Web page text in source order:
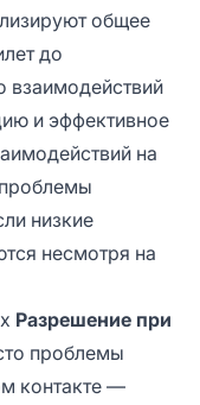
общее
до
взаимодействий
и эффективное
на
низкие
несмотря на
Разрешение при
проблемы
контакте —